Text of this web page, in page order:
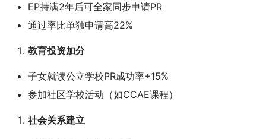
EP持满2年后可全家同步申请PR
通过率比单独申请高22%
教育投资加分
子女就读公立学校PR成功率+15%
参加社区学校活动（如CCAE课程）
社会关系建立